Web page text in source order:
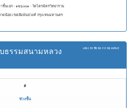
ชั้นเอก - ๑๒๖๐๐๑ - วัดไตรมิตรวิทยาราม
ดน้อย เขตสัมพันธวงศ์ กรุงเทพมหานคร
แสดง 51 ถึง 52 จาก 52 ผลลัพธ์
ธรรมสนามหลวง
#
ช่วงชั้น